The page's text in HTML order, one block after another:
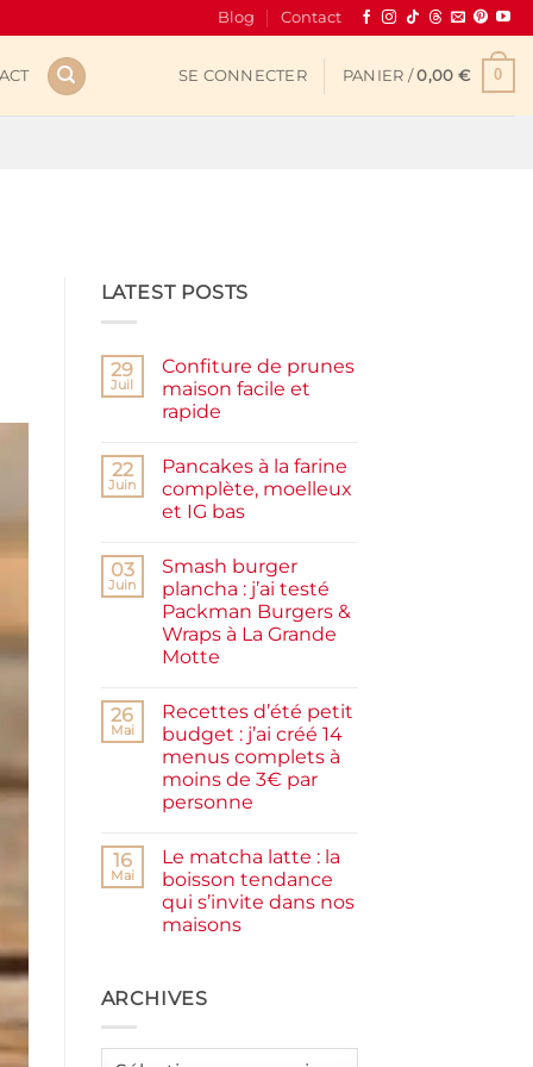
Blog Contact
SE CONNECTER PANIER /0,00 € 0
LATEST POSTS
29
Juil
Confiture de prunes
maison facile et
rapide
sur
Confiture
de
prunes
et
rapide
22
Juin
Pancakes à la farine
complète, moelleux
et IG bas
sur
Pancakes
à
la
farine
complète,
moelleux
bas
03
Juin
Smash burger
plancha : j’ai testé
Packman Burgers &
Wraps à La Grande
Motte
sur
Smash
burger
plancha :
j’ai
testé
Packman
à
La
Grande
Motte
26
Mai
Recettes d’été petit
budget : j’ai créé 14
menus complets à
moins de 3€ par
personne
sur
Recettes
d’été
petit
budget
menus
complets
16
Mai
Le matcha latte : la
boisson tendance
qui s’invite dans nos
maisons
Le
matcha
ARCHIVES
Archives